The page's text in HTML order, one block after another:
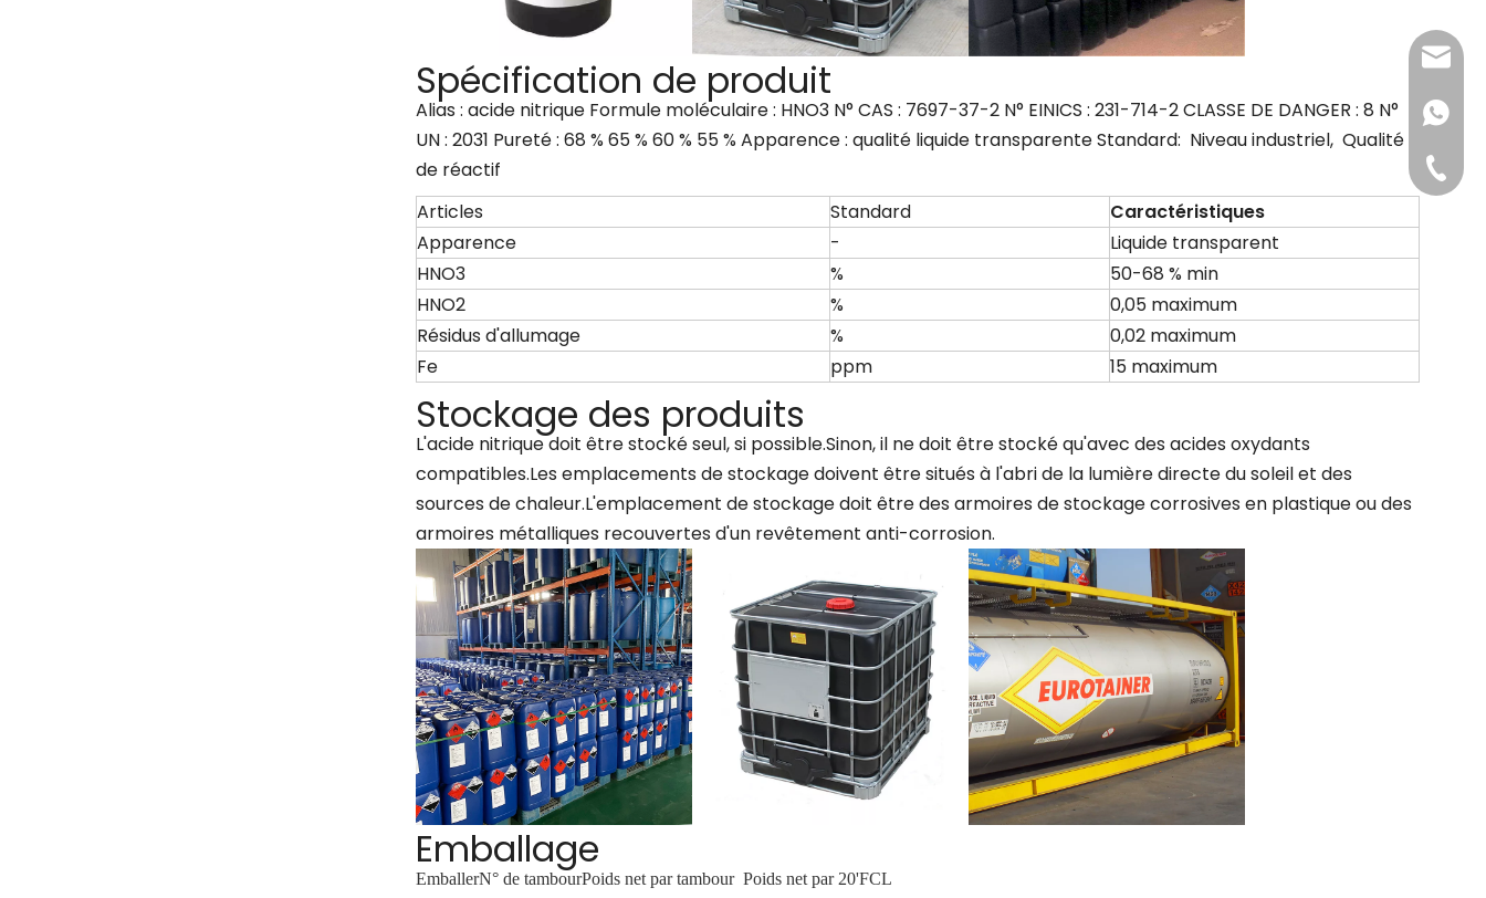
Spécification de produit
Alias : acide nitrique Formule moléculaire : HNO3 N° CAS : 7697-37-2 N° EINICS : 231-714-2 CLASSE DE DANGER : 8 N°
UN : 2031 Pureté : 68 % 65 % 60 % 55 % Apparence : qualité liquide transparente Standard: Niveau industriel, Qualité
de réactif
Articles
Standard
Caractéristiques
Apparence
-
Liquide transparent
HNO3
%
50-68 % min
HNO2
%
0,05 maximum
Résidus d'allumage
%
0,02 maximum
Fe
ppm 15 maximum
Stockage des produits
L'acide nitrique doit être stocké seul, si possible.Sinon, il ne doit être stocké qu'avec des acides oxydants
compatibles.Les emplacements de stockage doivent être situés à l'abri de la lumière directe du soleil et des
sources de chaleur.L'emplacement de stockage doit être des armoires de stockage corrosives en plastique ou des
armoires métalliques recouvertes d'un revêtement anti-corrosion.
Emballage
EmballerN° de tambourPoids net par tambour Poids net par 20'FCL
+86-
+86-